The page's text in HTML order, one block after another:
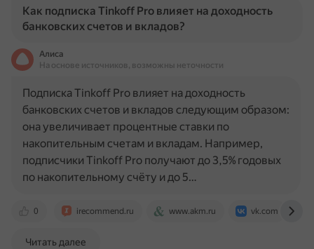
Как подписка Tinkoff Pro влияет на доходность
банковских счетов и вкладов?
Алиса
На основе источников, возможны неточности
0 irecommend.ru www.akm.ru vk.com
Подписка Tinkoff Pro влияет на доходность
банковских счетов и вкладов следующим образом:
она увеличивает процентные ставки по
накопительным счетам и вкладам. Например,
подписчики Tinkoff Pro получают до 3,5% годовых
по накопительному счёту и до 5…
Читать далее